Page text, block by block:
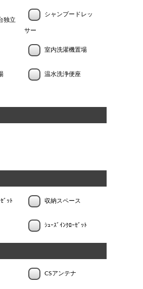
独立
シャンプードレッ
サー
室内洗濯機置場
温水洗浄便座
ﾞｯﾄ 収納スペース
ｼｭｰｽﾞｲﾝｸﾛｰｾﾞｯﾄ
CSアンテナ